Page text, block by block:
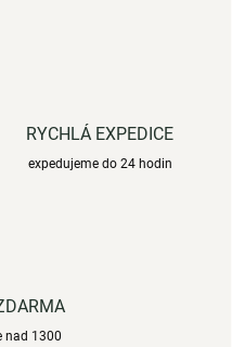
RYCHLÁ EXPEDICE
expedujeme do 24 hodin
nad 1300